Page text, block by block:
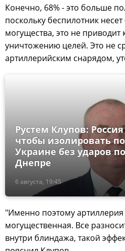
Конечно, 68% - это больше
поскольку беспилотник
могущества, это не
уничтожению целей. Это не
артиллерийским снарядом,
6 августа, 19:45
Рустем Клупов:
чтобы изолировать
Украине без ударов
Днепре
"Именно поэтому артиллерия
могущественная. Все
внутри блиндажа, такой